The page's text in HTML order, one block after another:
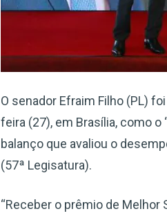
O senador Efraim Filho (PL)
feira (27), em Brasília, como o
balanço que avaliou o
(57ª Legisatura).
“Receber o prêmio de Melhor